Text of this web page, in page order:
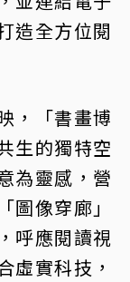
造全方位閱
，「書畫博
生的獨特空
為靈感，營
像穿廊」
呼應閱讀視
虛實科技，